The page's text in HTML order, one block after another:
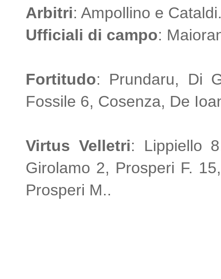
Arbitri: Ampollino e
Ufficiali di campo:
Fortitudo: Prundaru, Di
Fossile 6, Cosenza, De
Virtus Velletri: Lippiello
Girolamo 2, Prosperi F.
Prosperi M..